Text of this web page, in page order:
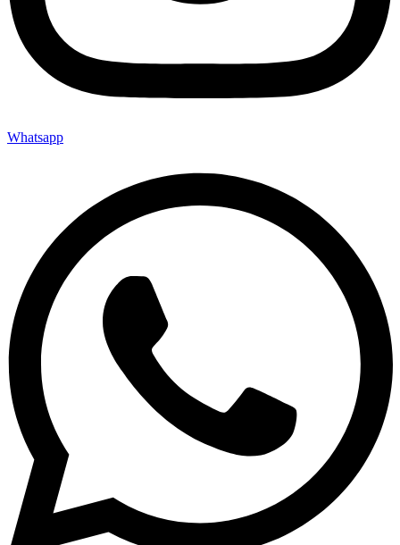
Whatsapp